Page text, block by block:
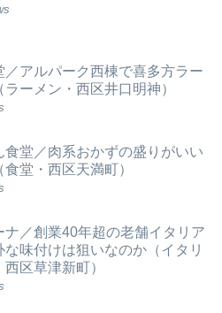
／アルパーク西棟で喜多方ラー
ラーメン・西区井口明神）
食堂／肉系おかずの盛りがいい
堂・西区天満町）
ナ／創業40年超の老舗イタリア
な味付けは狙いなのか（イタリ
区草津新町）